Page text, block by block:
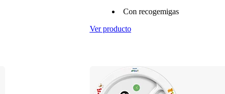
Con recogemigas
Ver producto